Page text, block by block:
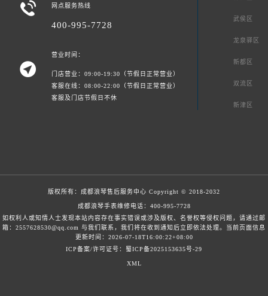
 网点服务热线
400-995-7728

营业时间：
门店营业：09:00-19:30（节假日正常营业）
客服在线：08:00-22:00（节假日正常营业）
客服及门店节假日不休
武侯区
龙泉驿区
新都区
双流区
新津区
版权所有： 成都浪琴售后服务中心 Copyright © 2018-2032
成都浪琴手表维修电话： 400-995-7728
如权利人或知情人士发现本站内容存在事实错误或涉及版权、名誉权等侵权问题，请通过邮
箱：2557628530@qq.com 与我们联系，我们将在收到通知后立即依法处理。当前页面信息
更新时间：2026-07-18T16:00:22+08:00
ICP备案/许可证号：蜀ICP备2025153635号-29
XML